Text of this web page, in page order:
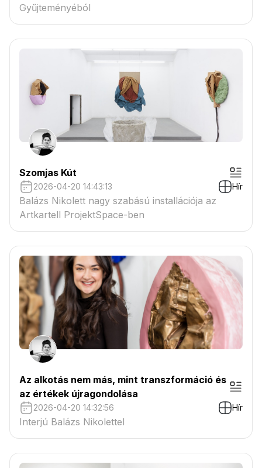
Gyűjteményéból
Szomjas Kút
2026-04-20 14:43:13 Hír
Balázs Nikolett nagy szabású installációja az
Artkartell ProjektSpace-ben
Az alkotás nem más, mint transzformáció és
az értékek újragondolása
2026-04-20 14:32:56 Hír
Interjú Balázs Nikolettel